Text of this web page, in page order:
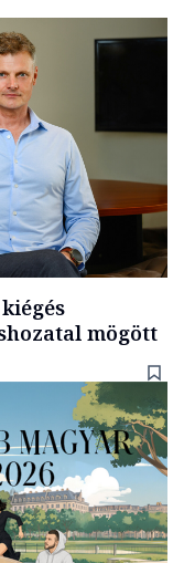
mögött